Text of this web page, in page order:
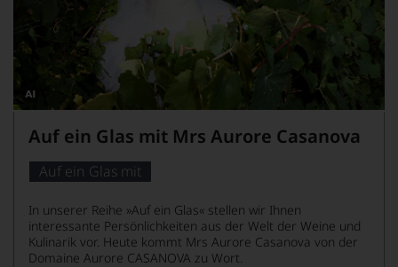
Dieses
wurde
von
Auf ein Glas mit Mrs Aurore Casanova
Auf ein Glas mit
In unserer Reihe »Auf ein Glas« stellen wir Ihnen
interessante Persönlichkeiten aus der Welt der Weine und
Kulinarik vor. Heute kommt Mrs Aurore Casanova von der
Domaine Aurore CASANOVA zu Wort.